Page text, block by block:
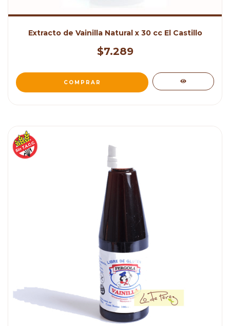
Extracto de Vainilla Natural x 30 cc El Castillo
$7.289